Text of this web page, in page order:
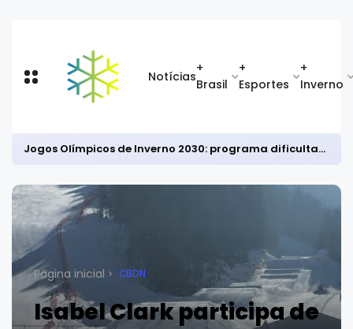
Notícias
+
Brasil
+
Esportes
+
Inverno
Jogos Olímpicos de Inverno 2030: programa dificulta classificação no bobsled masculino
Página inicial CBDN
Isabel Clark participa de